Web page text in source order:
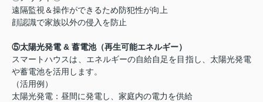
遠隔監視＆操作ができるため防犯性が向上
顔認識で家族以外の侵入を防止
⑤太陽光発電 & 蓄電池（再生可能エネルギー）
スマートハウスは、エネルギーの自給自足を目指し、太陽光発電
や蓄電池を活用します。
（活用例）
太陽光発電：昼間に発電し、家庭内の電力を供給